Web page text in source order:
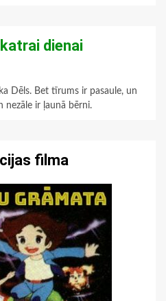
dienai
Dēls. Bet tīrums ir pasaule, un
nezāle ir ļaunā bērni.
filma